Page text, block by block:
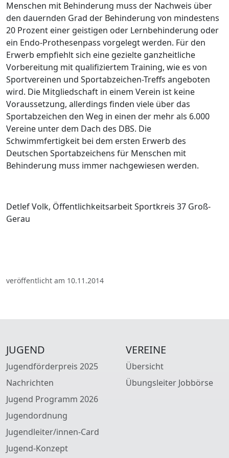
Menschen mit Behinderung muss der Nachweis über
den dauernden Grad der Behinderung von mindestens
20 Prozent einer geistigen oder Lernbehinderung oder
ein Endo-Prothesenpass vorgelegt werden. Für den
Erwerb empfiehlt sich eine gezielte ganzheitliche
Vorbereitung mit qualifiziertem Training, wie es von
Sportvereinen und Sportabzeichen-Treffs angeboten
wird. Die Mitgliedschaft in einem Verein ist keine
Voraussetzung, allerdings finden viele über das
Sportabzeichen den Weg in einen der mehr als 6.000
Vereine unter dem Dach des DBS. Die
Schwimmfertigkeit bei dem ersten Erwerb des
Deutschen Sportabzeichens für Menschen mit
Behinderung muss immer nachgewiesen werden.
Detlef Volk, Öffentlichkeitsarbeit Sportkreis 37 Groß-
Gerau
veröffentlicht am 10.11.2014
JUGEND
Jugendförderpreis 2025
Nachrichten
Jugend Programm 2026
Jugendordnung
Jugendleiter/innen-Card
Jugend-Konzept
VEREINE
Übersicht
Übungsleiter Jobbörse